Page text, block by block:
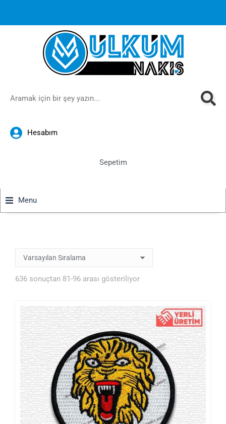
1000 TL ve üzeri siparişlerinizde ücretsiz kargoya ek
İndirimanında sepette!
Hesabım
Sepetim
Menu
636 sonuçtan 81-96 arası gösteriliyor